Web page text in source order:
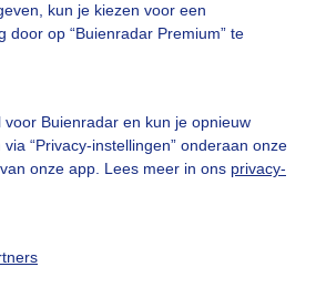
kun je kiezen voor een
door op “Buienradar Premium” te
Buienradar en kun je opnieuw
“Privacy-instellingen” onderaan onze
onze app. Lees meer in ons privacy-
weinig beweging in de atmosfeer: de
uit wat smog precies is en wanneer het